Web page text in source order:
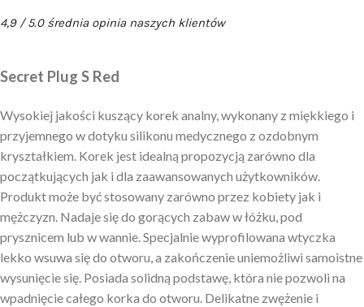
4,9 / 5.0 średnia opinia naszych klientów
Secret Plug S Red
Wysokiej jakości kuszący korek analny, wykonany z miękkiego i
przyjemnego w dotyku silikonu medycznego z ozdobnym
kryształkiem. Korek jest idealną propozycją zarówno dla
początkujących jak i dla zaawansowanych użytkowników.
Produkt może być stosowany zarówno przez kobiety jak i
mężczyzn. Nadaje się do gorących zabaw w łóżku, pod
prysznicem lub w wannie. Specjalnie wyprofilowana wtyczka
lekko wsuwa się do otworu, a zakończenie uniemożliwi samoistne
wysunięcie się. Posiada solidną podstawę, która nie pozwoli na
wpadnięcie całego korka do otworu. Delikatne zwężenie i